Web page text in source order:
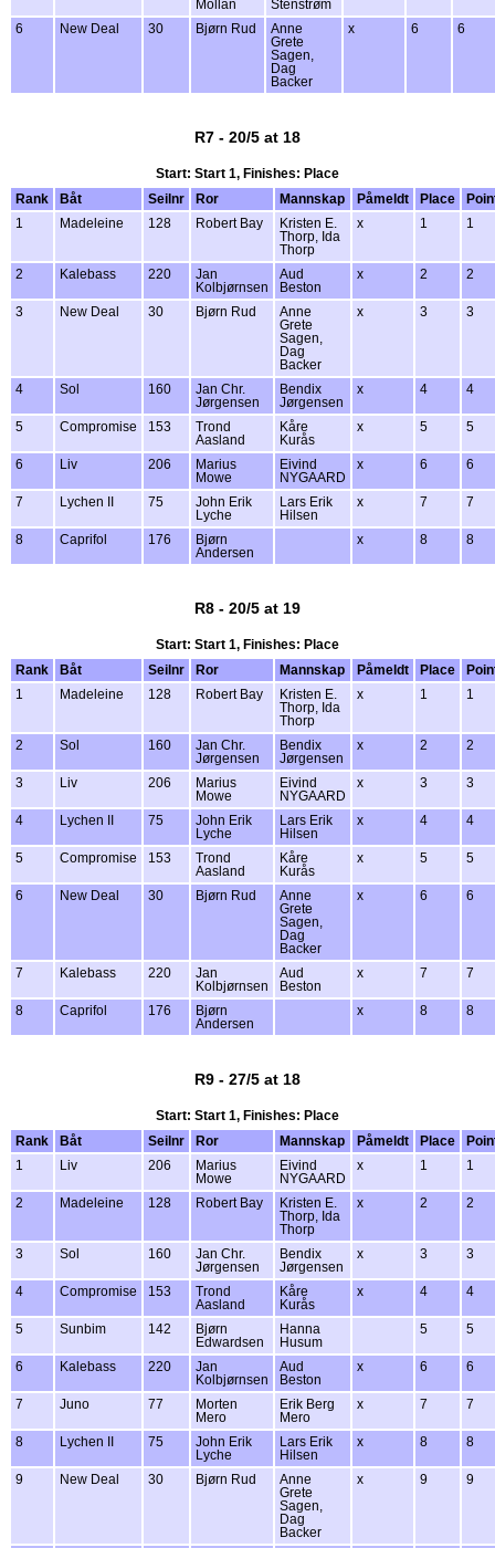
Mollan
Stenstrøm
6
New Deal 30 Bjørn Rud
Anne
Grete
Sagen,
Dag
Backer
x 6 6
R7 - 20/5 at 18
Start: Start 1, Finishes: Place
Rank
Båt Seilnr Ror Mannskap Påmeldt Place
1
Madeleine 128 Robert Bay
Kristen E.
Thorp, Ida
Thorp
x 1 1
2 Kalebass 220
Jan
Kolbjørnsen
Aud
Beston
x 2 2
3 New Deal 30 Bjørn Rud
Anne
Grete
Sagen,
Dag
Backer
x 3 3
4 Sol 160
Jan Chr.
Jørgensen
Bendix
Jørgensen
x 4 4
5 Compromise 153
Trond
Aasland
Kåre
Kurås
x 5 5
6 Liv 206
Marius
Mowe
Eivind
NYGAARD
x 6 6
7 Lychen II 75
John Erik
Lyche
Lars Erik
Hilsen
x 7 7
8 Caprifol 176
Bjørn
Andersen
x 8 8
R8 - 20/5 at 19
Start: Start 1, Finishes: Place
Rank
Båt Seilnr Ror Mannskap Påmeldt Place
1
Madeleine 128 Robert Bay
Kristen E.
Thorp, Ida
Thorp
x 1 1
2 Sol 160
Jan Chr.
Jørgensen
Bendix
Jørgensen
x 2 2
3 Liv 206
Marius
Mowe
Eivind
NYGAARD
x 3 3
4 Lychen II 75
John Erik
Lyche
Lars Erik
Hilsen
x 4 4
5 Compromise 153
Trond
Aasland
Kåre
Kurås
x 5 5
6 New Deal 30 Bjørn Rud
Anne
Grete
Sagen,
Dag
Backer
x 6 6
7 Kalebass 220
Jan
Kolbjørnsen
Aud
Beston
x 7 7
8 Caprifol 176
Bjørn
Andersen
x 8 8
R9 - 27/5 at 18
Start: Start 1, Finishes: Place
Rank
Båt Seilnr Ror Mannskap Påmeldt Place
1
Liv 206
Marius
Mowe
Eivind
NYGAARD
x 1 1
2 Madeleine 128 Robert Bay
Kristen E.
Thorp, Ida
Thorp
x 2 2
3 Sol 160
Jan Chr.
Jørgensen
Bendix
Jørgensen
x 3 3
4 Compromise 153
Trond
Aasland
Kåre
Kurås
x 4 4
5 Sunbim 142
Bjørn
Edwardsen
Hanna
Husum
5 5
6 Kalebass 220
Jan
Kolbjørnsen
Aud
Beston
x 6 6
7 Juno 77
Morten
Mero
Erik Berg
Mero
x 7 7
8 Lychen II 75
John Erik
Lyche
Lars Erik
Hilsen
x 8 8
9 New Deal 30 Bjørn Rud
Anne
Grete
Sagen,
Dag
Backer
x 9 9